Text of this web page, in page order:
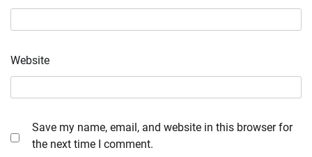
Website
Save my name, email, and website in this browser for
the next time I comment.